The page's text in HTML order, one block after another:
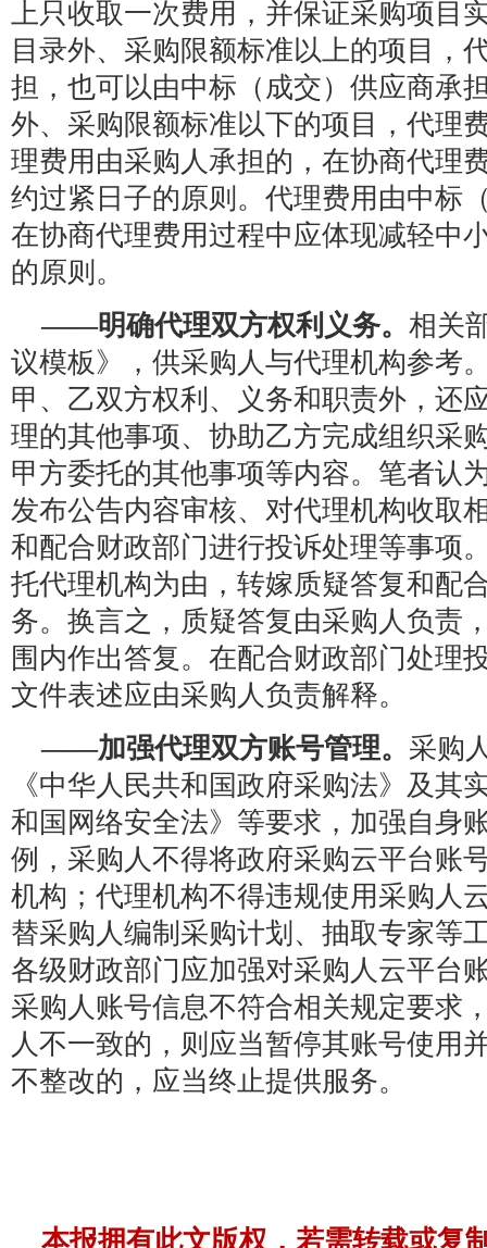
上只收取一次费用，并保证采购项目
目录外、采购限额标准以上的项目，
担，也可以由中标（成交）供应商承
外、采购限额标准以下的项目，代理
理费用由采购人承担的，在协商代理
约过紧日子的原则。代理费用由中标
在协商代理费用过程中应体现减轻中
的原则。
——明确代理双方权利义务。 相关
议模板》，供采购人与代理机构参考
甲、乙双方权利、义务和职责外，还
理的其他事项、协助乙方完成组织采
甲方委托的其他事项等内容。笔者认
发布公告内容审核、对代理机构收取
和配合财政部门进行投诉处理等事项
托代理机构为由，转嫁质疑答复和配
务。换言之，质疑答复由采购人负责
围内作出答复。在配合财政部门处理
文件表述应由采购人负责解释。
——加强代理双方账号管理。 采购
《中华人民共和国政府采购法》及其
和国网络安全法》等要求，加强自身
例，采购人不得将政府采购云平台账
机构；代理机构不得违规使用采购人
替采购人编制采购计划、抽取专家等
各级财政部门应加强对采购人云平台
采购人账号信息不符合相关规定要求
人不一致的，则应当暂停其账号使用
不整改的，应当终止提供服务。
本报拥有此文版权，若需转载或复